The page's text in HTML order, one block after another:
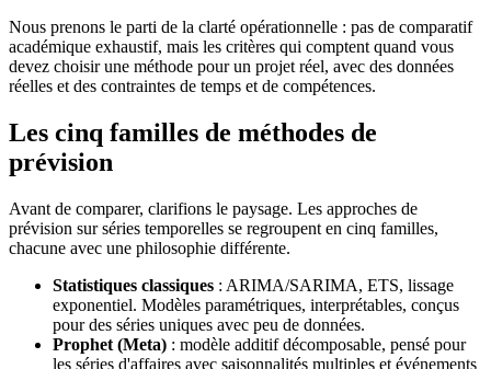
Nous prenons le parti de la clarté opérationnelle : pas de comparatif
académique exhaustif, mais les critères qui comptent quand vous
devez choisir une méthode pour un projet réel, avec des données
réelles et des contraintes de temps et de compétences.
Les cinq familles de méthodes de
prévision
Avant de comparer, clarifions le paysage. Les approches de
prévision sur séries temporelles se regroupent en cinq familles,
chacune avec une philosophie différente.
Statistiques classiques : ARIMA/SARIMA, ETS, lissage
exponentiel. Modèles paramétriques, interprétables, conçus
pour des séries uniques avec peu de données.
Prophet (Meta) : modèle additif décomposable, pensé pour
les séries d'affaires avec saisonnalités multiples et événements